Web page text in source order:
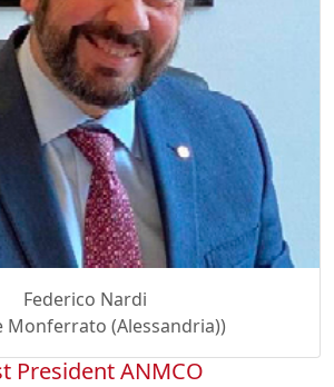
Federico Nardi
Monferrato (Alessandria))
President ANMCO